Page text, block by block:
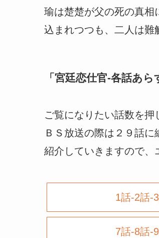
瑜は楚楚が父の死の真相
込まれつつも、二人は
「 宮廷恋仕官-各話あら
ご覧になりたい話数を押
ＢＳ放送の際は２９話
紹介していきますので、
1話-2話-
7話-8話-